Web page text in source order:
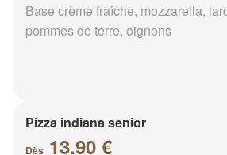
Base crème fraîche, mozzarella,
pommes de terre, oignons
Pizza indiana senior
Dès 13.90 €